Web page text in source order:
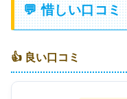
💬 惜しい口コミ
👍 良い口コミ